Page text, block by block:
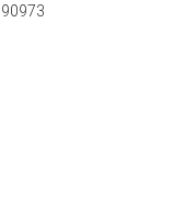
90973